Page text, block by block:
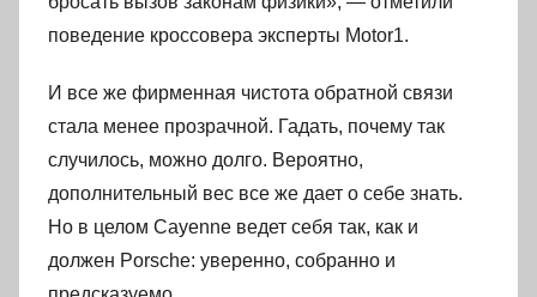
поведение кроссовера эксперты Motor1.
И все же фирменная чистота обратной связи
стала менее прозрачной. Гадать, почему так
случилось, можно долго. Вероятно,
дополнительный вес все же дает о себе знать.
Но в целом Cayenne ведет себя так, как и
должен Porsche: уверенно, собранно и